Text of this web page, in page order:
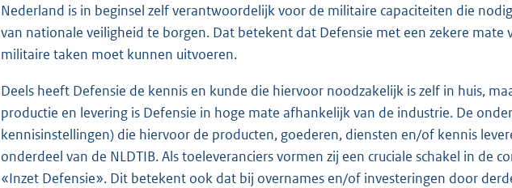
Nederland is in beginsel zelf verantwoordelijk voor de militaire capaciteiten die
van nationale veiligheid te borgen. Dat betekent dat Defensie met een zekere mate
militaire taken moet kunnen uitvoeren.
Deels heeft Defensie de kennis en kunde die hiervoor noodzakelijk is zelf in huis,
productie en levering is Defensie in hoge mate afhankelijk van de industrie. De
kennisinstellingen) die hiervoor de producten, goederen, diensten en/of kennis
onderdeel van de NLDTIB. Als toeleveranciers vormen zij een cruciale schakel in de
«Inzet Defensie». Dit betekent ook dat bij overnames en/of investeringen door